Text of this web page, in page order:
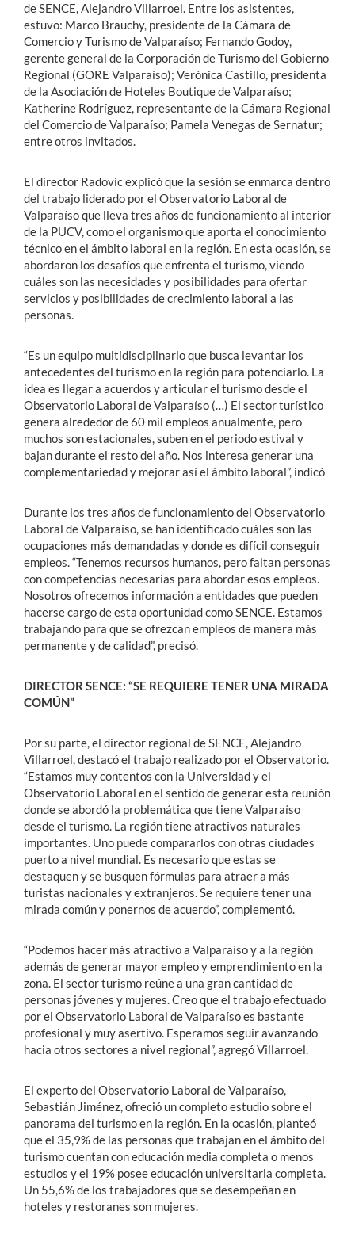
de SENCE, Alejandro Villarroel. Entre los asistentes,
estuvo: Marco Brauchy, presidente de la Cámara de
Comercio y Turismo de Valparaíso; Fernando Godoy,
gerente general de la Corporación de Turismo del Gobierno
Regional (GORE Valparaíso); Verónica Castillo, presidenta
de la Asociación de Hoteles Boutique de Valparaíso;
Katherine Rodríguez, representante de la Cámara Regional
del Comercio de Valparaíso; Pamela Venegas de Sernatur;
entre otros invitados.
El director Radovic explicó que la sesión se enmarca dentro
del trabajo liderado por el Observatorio Laboral de
Valparaíso que lleva tres años de funcionamiento al interior
de la PUCV, como el organismo que aporta el conocimiento
técnico en el ámbito laboral en la región. En esta ocasión, se
abordaron los desafíos que enfrenta el turismo, viendo
cuáles son las necesidades y posibilidades para ofertar
servicios y posibilidades de crecimiento laboral a las
personas.
“Es un equipo multidisciplinario que busca levantar los
antecedentes del turismo en la región para potenciarlo. La
idea es llegar a acuerdos y articular el turismo desde el
Observatorio Laboral de Valparaíso (…) El sector turístico
genera alrededor de 60 mil empleos anualmente, pero
muchos son estacionales, suben en el periodo estival y
bajan durante el resto del año. Nos interesa generar una
complementariedad y mejorar así el ámbito laboral”, indicó
Durante los tres años de funcionamiento del Observatorio
Laboral de Valparaíso, se han identificado cuáles son las
ocupaciones más demandadas y donde es difícil conseguir
empleos. “Tenemos recursos humanos, pero faltan personas
con competencias necesarias para abordar esos empleos.
Nosotros ofrecemos información a entidades que pueden
hacerse cargo de esta oportunidad como SENCE. Estamos
trabajando para que se ofrezcan empleos de manera más
permanente y de calidad”, precisó.
DIRECTOR SENCE: “SE REQUIERE TENER UNA MIRADA
COMÚN”
Por su parte, el director regional de SENCE, Alejandro
Villarroel, destacó el trabajo realizado por el Observatorio.
“Estamos muy contentos con la Universidad y el
Observatorio Laboral en el sentido de generar esta reunión
donde se abordó la problemática que tiene Valparaíso
desde el turismo. La región tiene atractivos naturales
importantes. Uno puede compararlos con otras ciudades
puerto a nivel mundial. Es necesario que estas se
destaquen y se busquen fórmulas para atraer a más
turistas nacionales y extranjeros. Se requiere tener una
mirada común y ponernos de acuerdo”, complementó.
“Podemos hacer más atractivo a Valparaíso y a la región
además de generar mayor empleo y emprendimiento en la
zona. El sector turismo reúne a una gran cantidad de
personas jóvenes y mujeres. Creo que el trabajo efectuado
por el Observatorio Laboral de Valparaíso es bastante
profesional y muy asertivo. Esperamos seguir avanzando
hacia otros sectores a nivel regional”, agregó Villarroel.
El experto del Observatorio Laboral de Valparaíso,
Sebastián Jiménez, ofreció un completo estudio sobre el
panorama del turismo en la región. En la ocasión, planteó
que el 35,9% de las personas que trabajan en el ámbito del
turismo cuentan con educación media completa o menos
estudios y el 19% posee educación universitaria completa.
Un 55,6% de los trabajadores que se desempeñan en
hoteles y restoranes son mujeres.